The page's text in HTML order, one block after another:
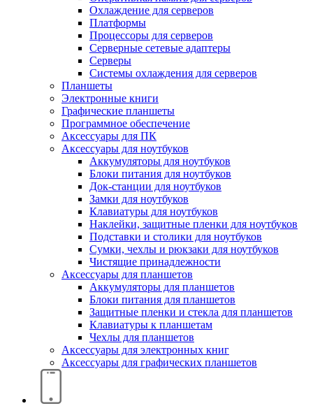
Охлаждение для серверов
Платформы
Процессоры для серверов
Серверные сетевые адаптеры
Серверы
Системы охлаждения для серверов
Планшеты
Электронные книги
Графические планшеты
Программное обеспечение
Аксессуары для ПК
Аксессуары для ноутбуков
Аккумуляторы для ноутбуков
Блоки питания для ноутбуков
Док-станции для ноутбуков
Замки для ноутбуков
Клавиатуры для ноутбуков
Наклейки, защитные пленки для ноутбуков
Подставки и столики для ноутбуков
Сумки, чехлы и рюкзаки для ноутбуков
Чистящие принадлежности
Аксессуары для планшетов
Аккумуляторы для планшетов
Блоки питания для планшетов
Защитные пленки и стекла для планшетов
Клавиатуры к планшетам
Чехлы для планшетов
Аксессуары для электронных книг
Аксессуары для графических планшетов